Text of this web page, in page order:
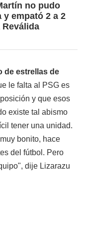
no pudo
y empató 2 a 2
de estrellas de
le falta al PSG es
y que esos
existe tal abismo
tener una unidad.
bonito, hace
del fútbol. Pero
dije Lizarazu